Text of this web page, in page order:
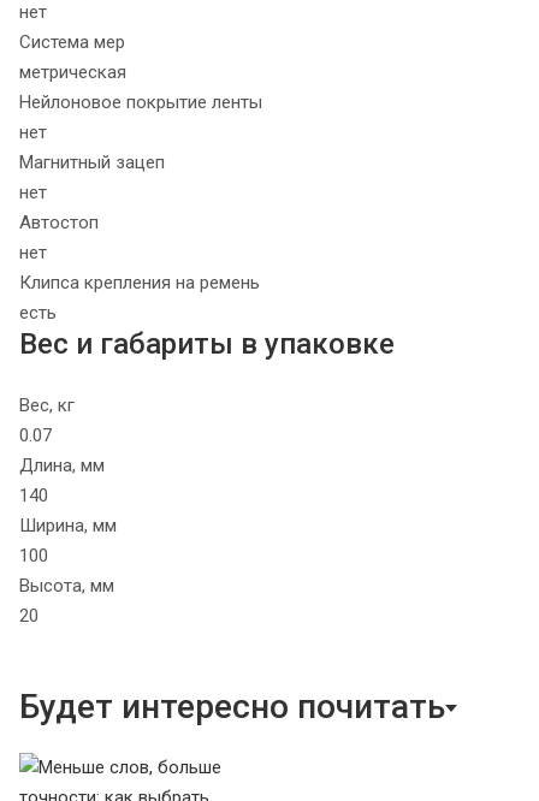
нет
Система мер
метрическая
Нейлоновое покрытие ленты
нет
Магнитный зацеп
нет
Автостоп
нет
Клипса крепления на ремень
есть
Вес и габариты в упаковке
Вес, кг
0.07
Длина, мм
140
Ширина, мм
100
Высота, мм
20
Будет интересно почитать